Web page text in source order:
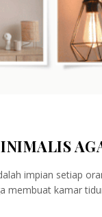
impian setiap
kamar